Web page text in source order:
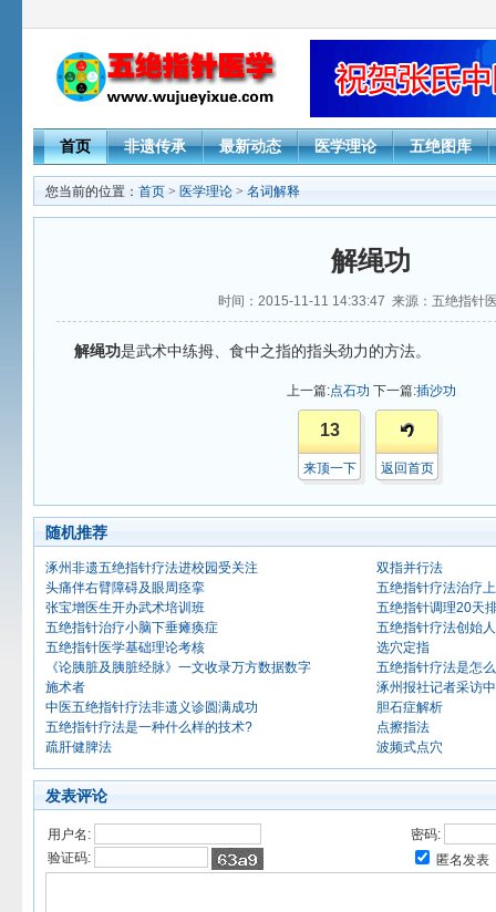
首页 非遗传承 最新动态 医学理论 五绝图库
您当前的位置： 首页 > 医学理论 > 名词解释
解绳功
时间：2015-11-11 14:33:47 来源：五绝指针
解绳功是武术中练拇、食中之指的指头劲力的方法。
上一篇:点石功 下一篇:插沙功
13
来顶一下 返回首页
随机推荐
涿州非遗五绝指针疗法进校园受关注
头痛伴右臂障碍及眼周痉挛
张宝增医生开办武术培训班
五绝指针治疗小脑下垂瘫痪症
五绝指针医学基础理论考核
《论胰脏及胰脏经脉》一文收录万方数据数字
施术者
中医五绝指针疗法非遗义诊圆满成功
五绝指针疗法是一种什么样的技术?
疏肝健脾法
双指并行法
五绝指针疗法治疗
五绝指针调理20天
五绝指针疗法创始
选穴定指
五绝指针疗法是怎
涿州报社记者采访
胆石症解析
点擦指法
波频式点穴
发表评论
用户名:
密码:
验证码:
匿名发表